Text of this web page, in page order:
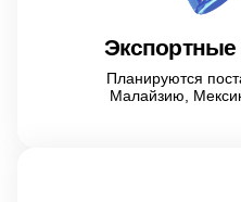
Экспортные
Планируются
Малайзию,